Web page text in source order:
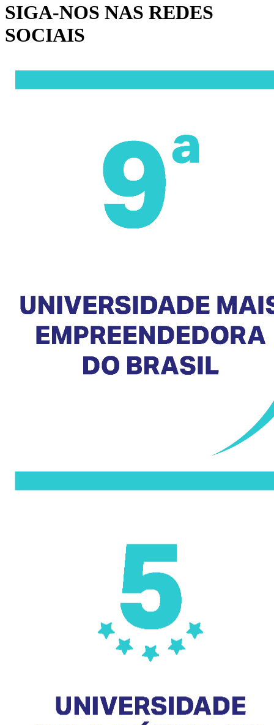
SIGA-NOS NAS REDES
SOCIAIS